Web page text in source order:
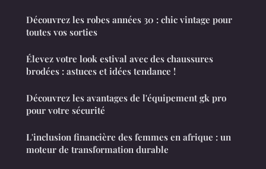
Découvrez les robes années 30 : chic vintage pour
toutes vos sorties
Élevez votre look estival avec des chaussures
brodées : astuces et idées tendance !
Découvrez les avantages de l'équipement gk pro
pour votre sécurité
L'inclusion financière des femmes en afrique : un
moteur de transformation durable